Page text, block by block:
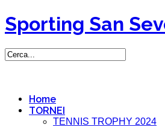
Sporting San
Home
TORNEI
TENNIS TROPHY 2024